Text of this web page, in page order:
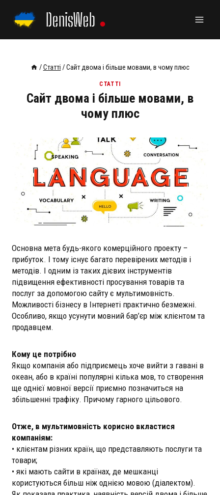
content
DenisWeb
/Статті /Сайт двома і більше мовами, в чому плюс
СТАТТІ
Сайт двома і більше мовами, в
чому плюс
Основна мета будь-якого комерційного проекту –
прибуток. І тому існує багато перевірених методів і
методів. І одним із таких дієвих інструментів
підвищення ефективності просування товарів та
послуг за допомогою сайту є мультимовність.
Можливості бізнесу в Інтернеті практично безмежні.
Особливо, якщо усунути мовний бар’єр між клієнтом та
продавцем.
Кому це потрібно
Якщо компанія або підприємець хоче вийти з гавані в
океан, або в країні популярні кілька мов, то створення
ще однієї мовної версії приємно позначиться на
збільшенні трафіку. Причому гарного цільового.
Отже, в мультимовність корисно вкластися
компаніям:
• клієнтам різних країн, що представляють послуги та
товари;
• які мають сайти в країнах, де мешканці
користуються більш ніж однією мовою (діалектом).